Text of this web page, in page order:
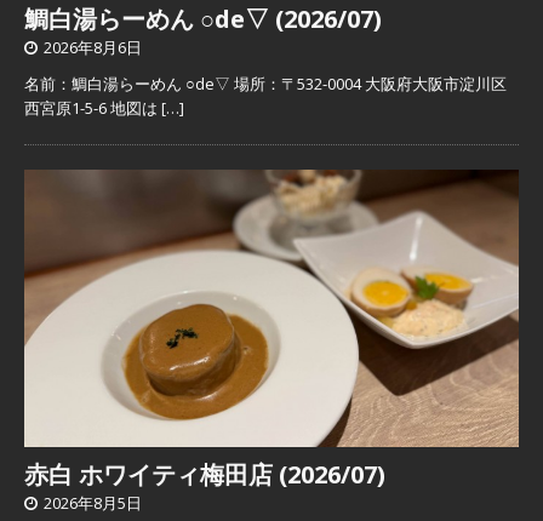
鯛白湯らーめん ○de▽ (2026/07)
2026年8月6日
名前：鯛白湯らーめん ○de▽ 場所：〒532-0004 大阪府大阪市淀川区
西宮原1-5-6 地図は […]
赤白 ホワイティ梅田店 (2026/07)
2026年8月5日